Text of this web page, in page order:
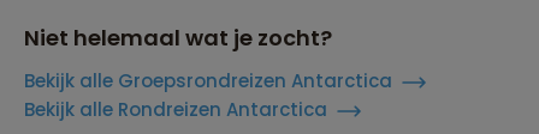
Niet helemaal wat je zocht?
Bekijk alle Groepsrondreizen Antarctica
Bekijk alle Rondreizen Antarctica